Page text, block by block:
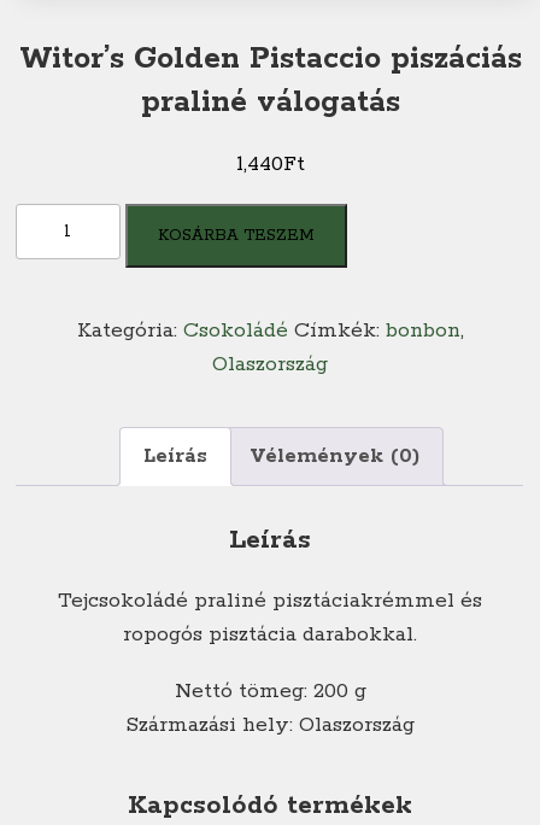
Witor’s Golden Pistaccio piszáciás
praliné válogatás
1,440Ft
Witor's
Golden
piszáciás
mennyiség
KOSÁRBA TESZEM
Kategória: Csokoládé Címkék: bonbon,
Olaszország
Leírás Vélemények (0)
Leírás
Tejcsokoládé praliné pisztáciakrémmel és
ropogós pisztácia darabokkal.
Nettó tömeg: 200 g
Származási hely: Olaszország
Kapcsolódó termékek